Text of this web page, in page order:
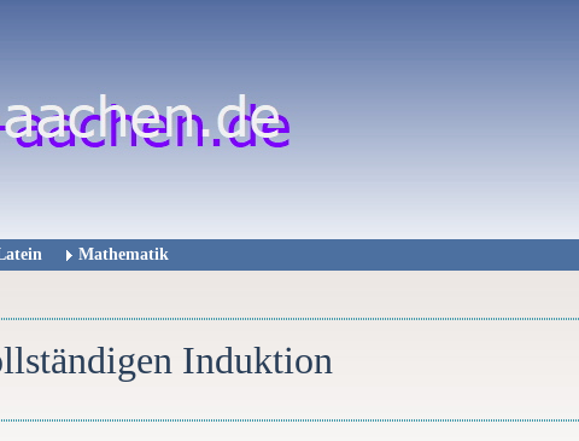
Mathematik
Induktion